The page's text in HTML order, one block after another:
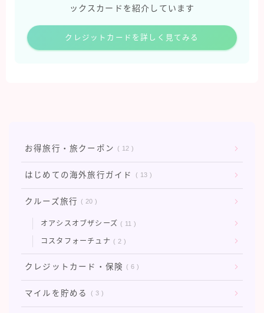
ックスカードを紹介しています
クレジットカードを詳しく見てみる
お得旅行・旅クーポン 12
はじめての海外旅行ガイド 13
クルーズ旅行 20
オアシスオブザシーズ 11
コスタフォーチュナ 2
クレジットカード・保険 6
マイルを貯める 3